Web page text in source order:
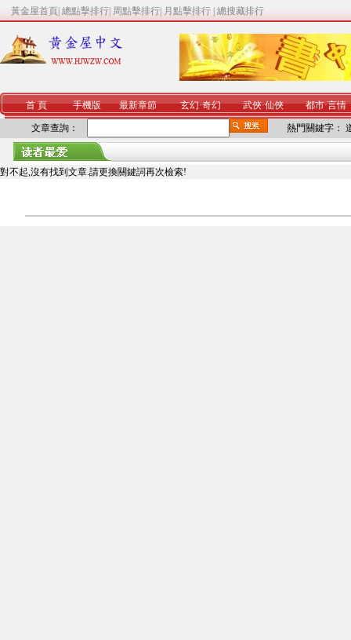
黃金屋首頁 總點擊排行 周點擊排行 月點擊排行 總搜藏排行
首 頁 手機版 最新章節 玄幻·奇幻 武俠·仙俠 都市·言情
文章查詢： 熱門關鍵字：
對不起,沒有找到文章.請更換關鍵詞再次檢索!